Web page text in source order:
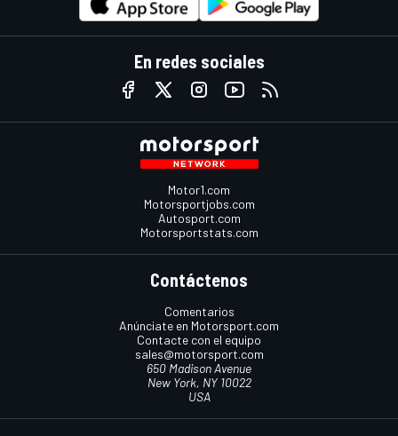
En redes sociales
Motor1.com
Motorsportjobs.com
Autosport.com
Motorsportstats.com
Contáctenos
Comentarios
Anúnciate en Motorsport.com
Contacte con el equipo
sales@motorsport.com
650 Madison Avenue
New York, NY 10022
USA